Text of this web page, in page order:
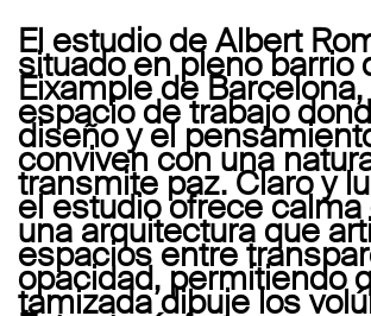
El estudio de Albert
situado en pleno barrio
Eixample de
espacio de trabajo
diseño y el
conviven con una
transmite paz. Claro y
el estudio ofrece
una arquitectura que
espacios entre
opacidad, permitiendo
tamizada dibuje los